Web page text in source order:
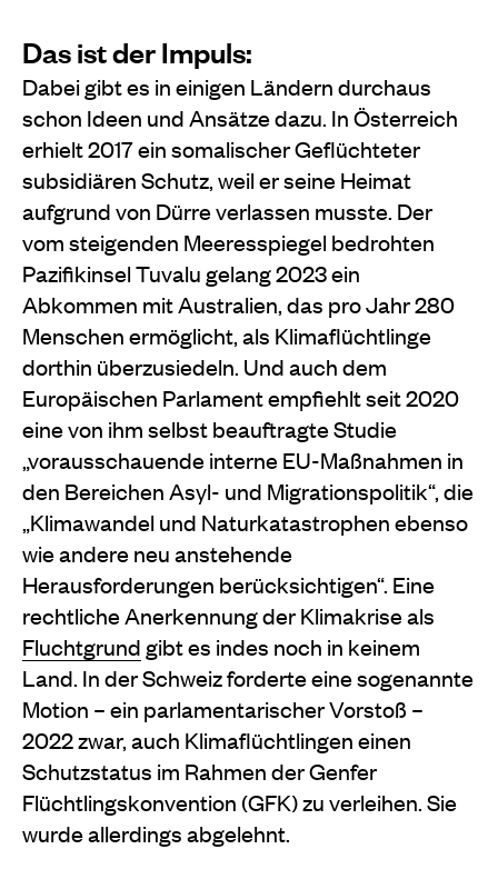
Das ist der Impuls:
Dabei gibt es in einigen Ländern durchaus
schon Ideen und Ansätze dazu. In Österreich
erhielt 2017 ein somalischer Geflüchteter
subsidiären Schutz, weil er seine Heimat
aufgrund von Dürre verlassen musste. Der
vom steigenden Meeresspiegel bedrohten
Pazifikinsel Tuvalu gelang 2023 ein
Abkommen mit Australien, das pro Jahr 280
Menschen ermöglicht, als Klimaflüchtlinge
dorthin überzusiedeln. Und auch dem
Europäischen Parlament empfiehlt seit 2020
eine von ihm selbst beauftragte Studie
„vorausschauende interne EU-Maßnahmen in
den Bereichen Asyl- und Migrationspolitik“, die
„Klimawandel und Naturkatastrophen ebenso
wie andere neu anstehende
Herausforderungen berücksichtigen“. Eine
rechtliche Anerkennung der Klimakrise als
Fluchtgrund gibt es indes noch in keinem
Land. In der Schweiz forderte eine sogenannte
Motion – ein parlamentarischer Vorstoß –
2022 zwar, auch Klimaflüchtlingen einen
Schutzstatus im Rahmen der Genfer
Flüchtlingskonvention (GFK) zu verleihen. Sie
wurde allerdings abgelehnt.